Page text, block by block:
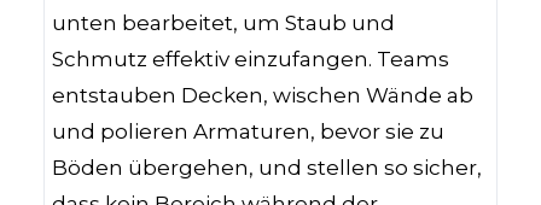
unten bearbeitet, um Staub und
Schmutz effektiv einzufangen. Teams
entstauben Decken, wischen Wände ab
und polieren Armaturen, bevor sie zu
Böden übergehen, und stellen so sicher,